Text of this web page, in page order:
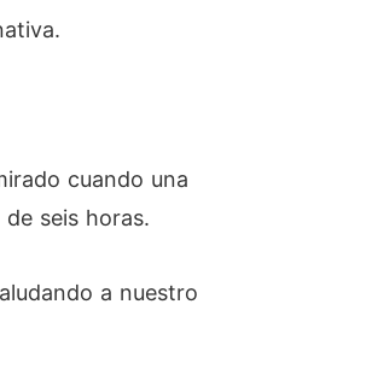
cuando una
seis horas.
a nuestro